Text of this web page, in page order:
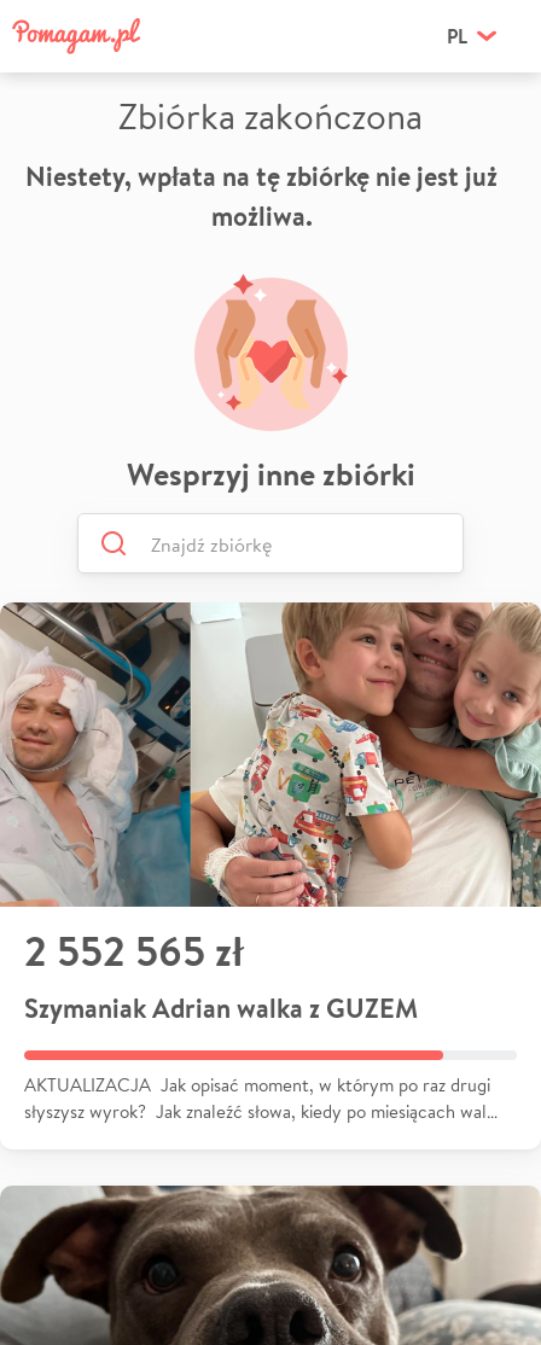
PL
Zbiórka zakończona
Niestety, wpłata na tę zbiórkę nie jest już
możliwa.
Wesprzyj inne zbiórki
2 552 565 zł
Szymaniak Adrian walka z GUZEM
AKTUALIZACJA Jak opisać moment, w którym po raz drugi
słyszysz wyrok? Jak znaleźć słowa, kiedy po miesiącach wal…